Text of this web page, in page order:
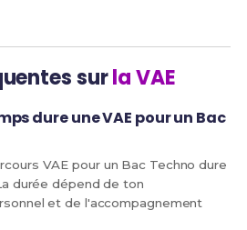
surla VAE
dure une VAE pour un Bac
VAE pour un Bac Techno dure
durée dépend de ton
et de l'accompagnement